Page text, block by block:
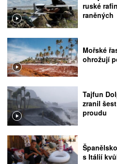
ruské
raněných
Mořské
ohrožují
Tajfun
zranil
proudu
s Itálií